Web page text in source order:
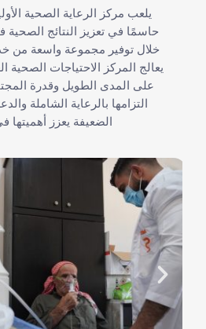
يلعب مركز الرعاية الصحية
حاسمًا في تعزيز النتائج
خلال توفير مجموعة واسعة من
يعالج المركز الاحتياجات الصحية
على المدى الطويل وقدرة
التزامها بالرعاية الشاملة
الضعيفة يعزز أهميتها